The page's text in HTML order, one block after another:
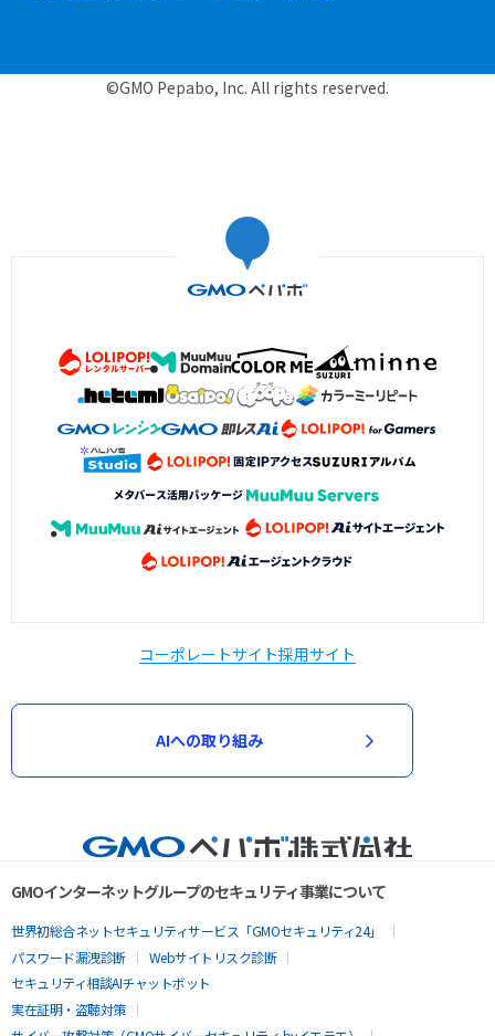
©GMO Pepabo, Inc. All rights reserved.
コーポレートサイト採用サイト
AIへの取り組み
GMOインターネットグループのセキュリティ事業について
世界初総合ネットセキュリティサービス「GMOセキュリティ24」
パスワード漏洩診断
Webサイトリスク診断
セキュリティ相談AIチャットボット
実在証明・盗聴対策